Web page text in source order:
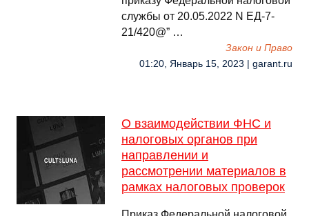
службы от 20.05.2022 N ЕД-7-
21/420@” …
Закон и Право
01:20, Январь 15, 2023 | garant.ru
О взаимодействии ФНС и
налоговых органов при
направлении и
рассмотрении материалов в
рамках налоговых проверок